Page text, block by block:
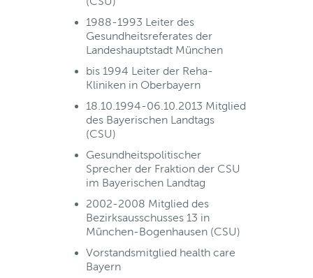
1988-1993 Leiter des
Gesundheitsreferates der
Landeshauptstadt München
bis 1994 Leiter der Reha-
Kliniken in Oberbayern
18.10.1994-06.10.2013 Mitglied
des Bayerischen Landtags
(CSU)
Gesundheitspolitischer
Sprecher der Fraktion der CSU
im Bayerischen Landtag
2002-2008 Mitglied des
Bezirksausschusses 13 in
München-Bogenhausen (CSU)
Vorstandsmitglied health care
Bayern